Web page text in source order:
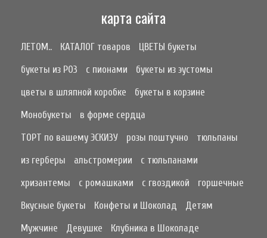
карта сайта
ЛЕТОМ.. КАТАЛОГ товаров
ЦВЕТЫ букеты
букеты из РОЗ
с пионами
букеты из эустомы
цветы в шляпной коробке
букеты в корзине
Монобукеты
в форме сердца
ТОРТ по вашему ЭСКИЗУ
розы поштучно
тюльпаны
из герберы
альстромерии
с тюльпанами
хризантемы
с ромашками с гвоздикой
горшечные
Вкусные букеты
Конфеты и Шоколад
Детям
Мужчине
Девушке
Клубника в Шоколаде